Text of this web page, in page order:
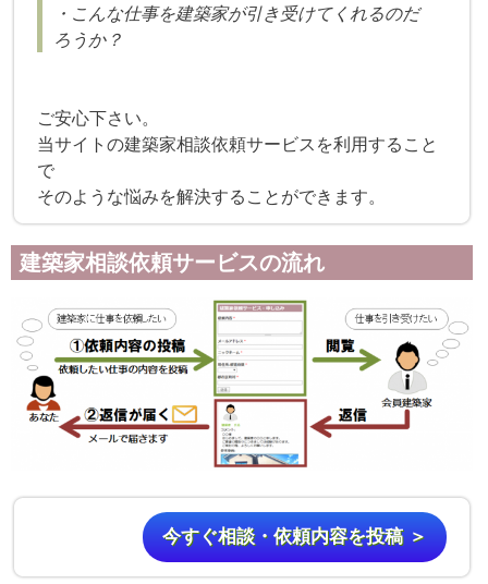
・こんな仕事を建築家が引き受けてくれるのだ
ろうか？
ご安心下さい。
当サイトの建築家相談依頼サービスを利用すること
で
そのような悩みを解決することができます。
建築家相談依頼サービスの流れ
今すぐ相談・依頼内容を投稿 ＞